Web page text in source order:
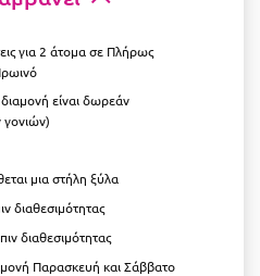
για 2 άτομα σε Πλήρως
είναι δωρεάν
γονιών)
μια στήλη ξύλα
διαθεσιμότητας
διαθεσιμότητας
Παρασκευή και Σάββατο